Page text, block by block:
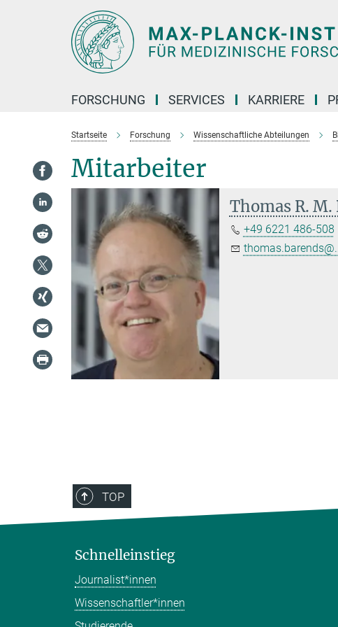
FORSCHUNG SERVICES KARRIERE
Startseite Forschung Wissenschaftliche Abteilungen
Mitarbeiter
Thomas R. M.
+49 6221 486-508
TOP
Schnelleinstieg
Journalist*innen
Wissenschaftler*innen